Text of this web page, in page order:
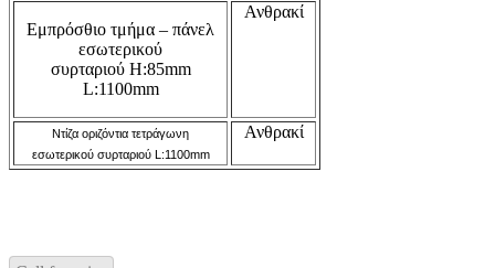
Εμπρόσθιο τμήμα – πάνελ
εσωτερικού
συρταριού Η:85mm
L:1100mm
Ανθρακί
Ντίζα οριζόντια τετράγωνη
εσωτερικού συρταριού L:1100mm
Ανθρακί